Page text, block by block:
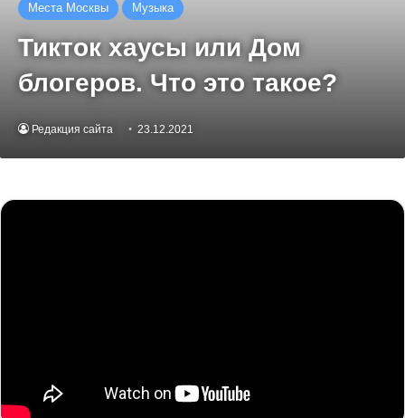
Места Москвы Музыка
Тикток хаусы или Дом
блогеров. Что это такое?
Редакция сайта 23.12.2021